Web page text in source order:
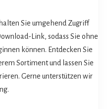
Sie umgehend Zugriff
Link, sodass Sie ohne
können. Entdecken Sie
Sortiment und lassen Sie
Gerne unterstützen wir